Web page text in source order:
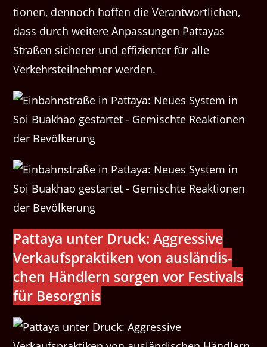
tio­nen, den­noch hof­fen die Ver­ant­wortlichen,
dass durch weit­ere Anpas­sun­gen Pat­tayas
Straßen sicher­er und effizien­ter für alle
Verkehrsteil­nehmer werden.
Pat­taya unter Druck: Aggres­sive
Verkauf­sprak­tiken von aus­ländis­
chen Händlern sor­gen vor Fes­ti­vals
für Besorgnis